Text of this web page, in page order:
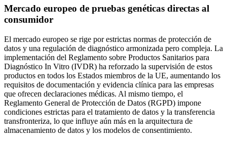
Mercado europeo de pruebas genéticas directas al
consumidor
El mercado europeo se rige por estrictas normas de protección de
datos y una regulación de diagnóstico armonizada pero compleja. La
implementación del Reglamento sobre Productos Sanitarios para
Diagnóstico In Vitro (IVDR) ha reforzado la supervisión de estos
productos en todos los Estados miembros de la UE, aumentando los
requisitos de documentación y evidencia clínica para las empresas
que ofrecen declaraciones médicas. Al mismo tiempo, el
Reglamento General de Protección de Datos (RGPD) impone
condiciones estrictas para el tratamiento de datos y la transferencia
transfronteriza, lo que influye aún más en la arquitectura de
almacenamiento de datos y los modelos de consentimiento.